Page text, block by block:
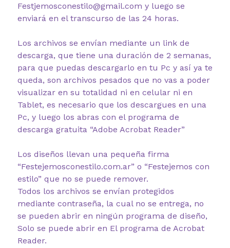
Festjemosconestilo@gmail.com y luego se
enviará en el transcurso de las 24 horas.
Los archivos se envían mediante un link de
descarga, que tiene una duración de 2 semanas,
para que puedas descargarlo en tu Pc y así ya te
queda, son archivos pesados que no vas a poder
visualizar en su totalidad ni en celular ni en
Tablet, es necesario que los descargues en una
Pc, y luego los abras con el programa de
descarga gratuita “Adobe Acrobat Reader”
Los diseños llevan una pequeña firma
“Festejemosconestilo.com.ar” o “Festejemos con
estilo” que no se puede remover.
Todos los archivos se envían protegidos
mediante contraseña, la cual no se entrega, no
se pueden abrir en ningún programa de diseño,
Solo se puede abrir en El programa de Acrobat
Reader.